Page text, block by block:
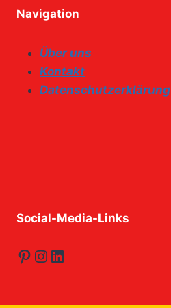
Navigation
Über uns
Kontakt
Datenschutzerklärung
Social-Media-Links
Pinterest
Instagram
LinkedIn